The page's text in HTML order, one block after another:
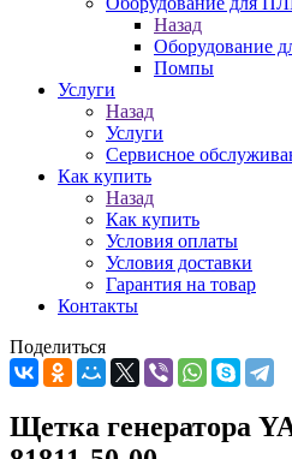
Назад
Оборудование
Помпы
Услуги
Назад
Услуги
Сервисное
Как купить
Назад
Как купить
Условия оплаты
Условия доставки
Гарантия на товар
Контакты
Поделиться
Щетка генератора